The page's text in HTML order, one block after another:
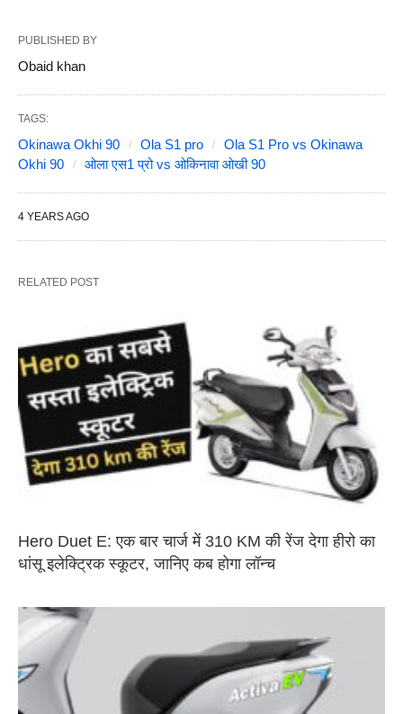
PUBLISHED BY
Obaid khan
TAGS:
Okinawa Okhi 90 Ola S1 pro
Ola S1 Pro vs Okinawa
Okhi 90
ओला एस1 प्रो vs ओकिनावा ओखी 90
4 YEARS AGO
RELATED POST
Hero Duet E: एक बार चार्ज में 310 KM की रेंज देगा हीरो का
धांसू इलेक्ट्रिक स्कूटर, जानिए कब होगा लॉन्च